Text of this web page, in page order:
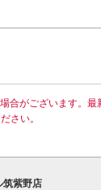
合がございます。最
さい。
筑紫野店